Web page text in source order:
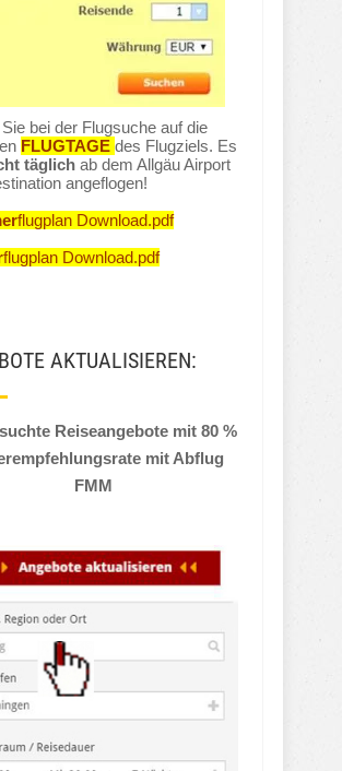
bei der Flugsuche auf die
FLUGTAGE des Flugziels. Es
täglich ab dem Allgäu Airport
angeflogen!
flugplan Download.pdf
flugplan Download.pdf
AKTUALISIEREN:
Reiseangebote mit 80 %
mit Abflug
FMM